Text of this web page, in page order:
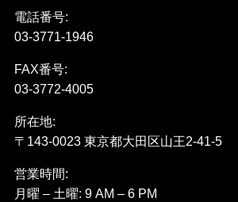
電話番号:
03-3771-1946
FAX番号:
03-3772-4005
所在地:
〒143-0023 東京都大田区山王2-41-5
営業時間:
月曜 – 土曜: 9 AM – 6 PM